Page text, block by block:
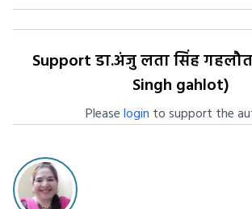
Support डा.अंजु लता सिंह
Singh gahlot)
Pleaselogin to support the